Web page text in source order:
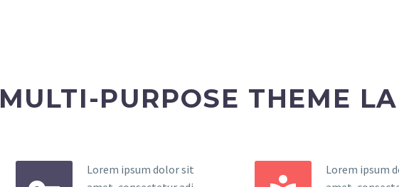
MULTI-PURPOSE THEME
Lorem ipsum dolor sit
Lorem ipsum